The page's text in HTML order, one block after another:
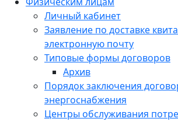
Личный кабинет
Заявление по доставке
электронную почту
Типовые формы договоров
Архив
Порядок заключения
энергоснабжения
Центры обслуживания